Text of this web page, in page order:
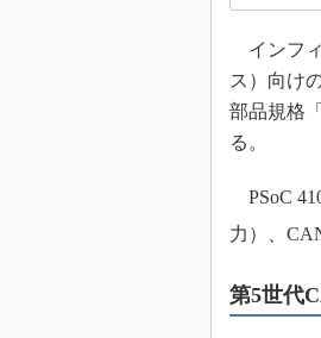
インフィ
ス）向け
部品規格
る。
PSoC
力）、
第5世代